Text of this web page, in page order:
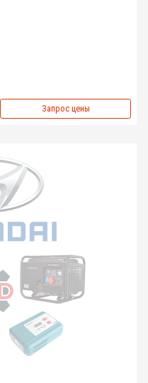
Запрос цены